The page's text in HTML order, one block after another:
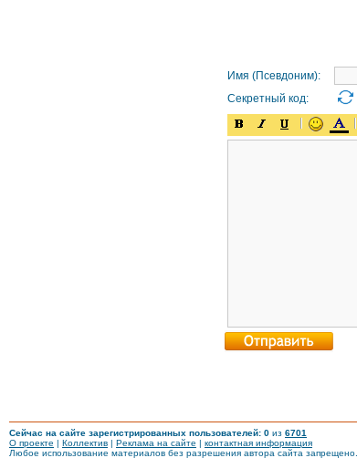
Имя (Псевдоним):
Секретный код:
Сейчас на сайте зарегистрированных пользователей: 0 из 6701
О проекте | Коллектив | Реклама на сайте | контактная информация
Любое использование материалов без разрешения автора сайта запрещено.